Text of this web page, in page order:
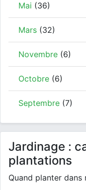
Mai (36)
Mars (32)
Novembre (6)
Octobre (6)
Septembre (7)
Jardinage :
plantations
Quand planter dans